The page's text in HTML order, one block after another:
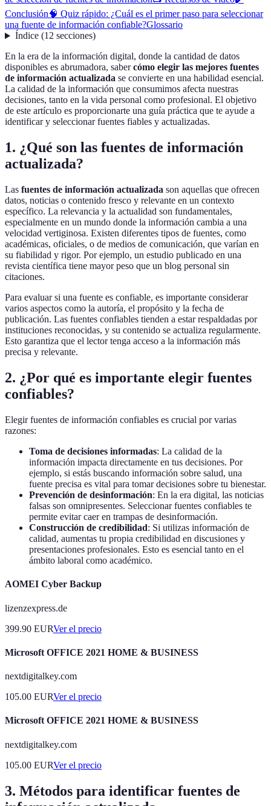
Conclusión🧠 Quiz rápido: ¿Cuál es el primer paso para seleccionar
una fuente de información confiable?Glossario
Índice(12 secciones)
En la era de la información digital, donde la cantidad de datos
disponibles es abrumadora, sabercómo elegir las mejores fuentes
de información actualizada se convierte en una habilidad esencial.
La calidad de la información que consumimos afecta nuestras
decisiones, tanto en la vida personal como profesional. El objetivo
de este artículo es proporcionarte una guía práctica que te ayude a
identificar y seleccionar fuentes fiables y actualizadas.
1. ¿Qué son las fuentes de información
actualizada?
Las fuentes de información actualizada son aquellas que ofrecen
datos, noticias o contenido fresco y relevante en un contexto
específico. La relevancia y la actualidad son fundamentales,
especialmente en un mundo donde la información cambia a una
velocidad vertiginosa. Existen diferentes tipos de fuentes, como
académicas, oficiales, o de medios de comunicación, que varían en
su fiabilidad y rigor. Por ejemplo, un estudio publicado en una
revista científica tiene mayor peso que un blog personal sin
citaciones.
Para evaluar si una fuente es confiable, es importante considerar
varios aspectos como la autoría, el propósito y la fecha de
publicación. Las fuentes confiables tienden a estar respaldadas por
instituciones reconocidas, y su contenido se actualiza regularmente.
Esto garantiza que el lector tenga acceso a la información más
precisa y relevante.
2. ¿Por qué es importante elegir fuentes
confiables?
Elegir fuentes de información confiables es crucial por varias
razones:
Toma de decisiones informadas: La calidad de la
información impacta directamente en tus decisiones. Por
ejemplo, si estás buscando información sobre salud, una
fuente precisa es vital para tomar decisiones sobre tu bienestar.
Prevención de desinformación: En la era digital, las noticias
falsas son omnipresentes. Seleccionar fuentes confiables te
permite evitar caer en trampas de desinformación.
Construcción de credibilidad: Si utilizas información de
calidad, aumentas tu propia credibilidad en discusiones y
presentaciones profesionales. Esto es esencial tanto en el
ámbito laboral como académico.
AOMEI Cyber Backup
lizenzexpress.de
399.90 EURVer el precio
Microsoft OFFICE 2021 HOME & BUSINESS
nextdigitalkey.com
105.00 EURVer el precio
Microsoft OFFICE 2021 HOME & BUSINESS
nextdigitalkey.com
105.00 EURVer el precio
3. Métodos para identificar fuentes de